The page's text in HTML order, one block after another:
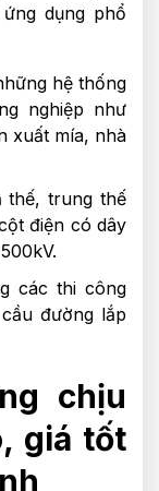
dụng phổ
hệ thống
nghiệp như
xuất mía, nhà
thế, trung thế
điện có dây
các thi công
đường lắp
chịu
giá tốt